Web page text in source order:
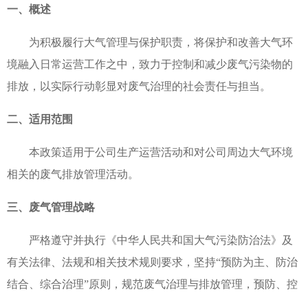
视频中
个性定
生态酿
一、概述
为积极履行大气管理与保护职责，将保护和改善大气环
境融入日常运营工作之中，致力于控制和减少废气污染物的
排放，以实际行动彰显对废气治理的社会责任与担当。
二、适用范围
本政策适用于公司生产运营活动和对公司周边大气环境
相关的废气排放管理活动。
三、废气管理战略
严格遵守并执行《中华人民共和国大气污染防治法》及
有关法律、法规和相关技术规则要求，坚持“预防为主、防治
结合、综合治理”原则，规范废气治理与排放管理，预防、控